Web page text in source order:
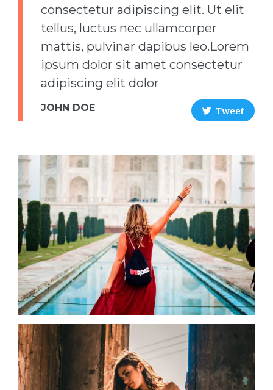
consectetur adipiscing elit. Ut elit
tellus, luctus nec ullamcorper
mattis, pulvinar dapibus leo.Lorem
ipsum dolor sit amet consectetur
adipiscing elit dolor
JOHN DOE Tweet